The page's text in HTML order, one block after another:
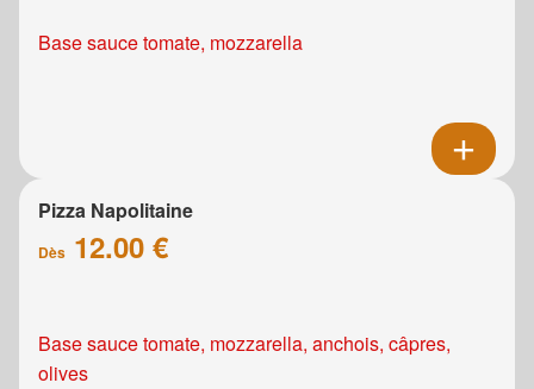
Base sauce tomate, mozzarella
Pizza Napolitaine
Dès 12.00 €
Base sauce tomate, mozzarella, anchois, câpres,
olives